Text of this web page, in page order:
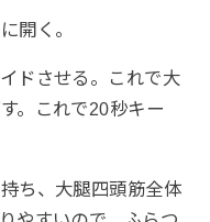
開く。
ドさせる。これで大
。これで20秒キー
ち、大腿四頭筋全体